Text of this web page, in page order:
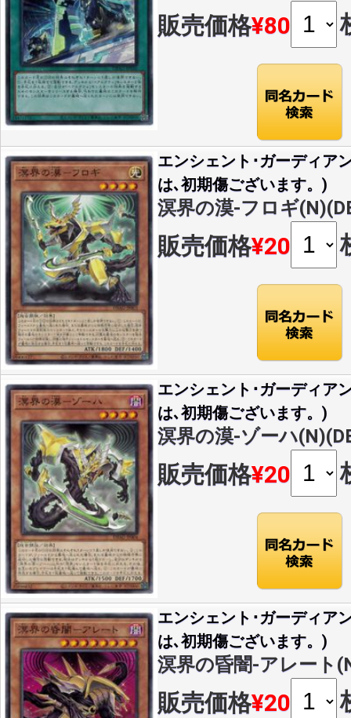
販売価格¥80
エンシェント･ガーディア
は､初期傷ございます。)
溟界の漠-フロギ
販売価格¥20
エンシェント･ガーディア
は､初期傷ございます。)
溟界の漠-ゾーハ
販売価格¥20
エンシェント･ガーディア
は､初期傷ございます。)
溟界の昏闇-アレート
販売価格¥20